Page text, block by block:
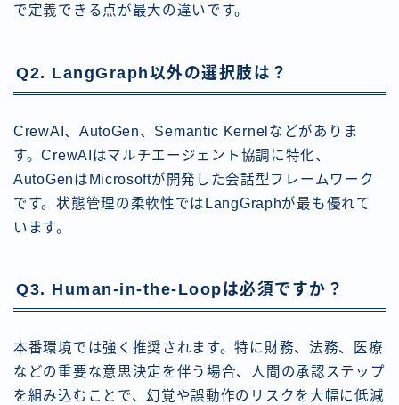
で定義できる点が最大の違いです。
Q2. LangGraph以外の選択肢は？
CrewAI、AutoGen、Semantic Kernelなどがありま
す。CrewAIはマルチエージェント協調に特化、
AutoGenはMicrosoftが開発した会話型フレームワーク
です。状態管理の柔軟性ではLangGraphが最も優れて
います。
Q3. Human-in-the-Loopは必須ですか？
本番環境では強く推奨されます。特に財務、法務、医療
などの重要な意思決定を伴う場合、人間の承認ステップ
を組み込むことで、幻覚や誤動作のリスクを大幅に低減